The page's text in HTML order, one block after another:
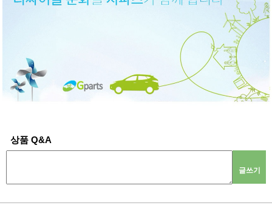
상품 Q&A
글쓰기